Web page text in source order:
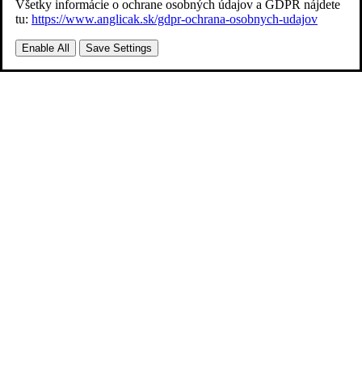
Všetky informácie o ochrane osobných údajov a GDPR nájdete
tu: https://www.anglicak.sk/gdpr-ochrana-osobnych-udajov
Enable All Save Settings